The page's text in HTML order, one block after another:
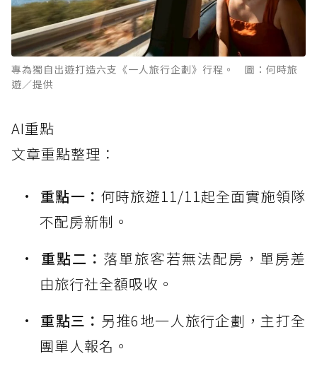
專為獨自出遊打造六支《一人旅行企劃》行程。 圖：何時旅
遊／提供
AI重點
文章重點整理：
重點一： 何時旅遊11/11起全面實施領隊
不配房新制。
重點二： 落單旅客若無法配房，單房差
由旅行社全額吸收。
重點三： 另推6地一人旅行企劃，主打全
團單人報名。